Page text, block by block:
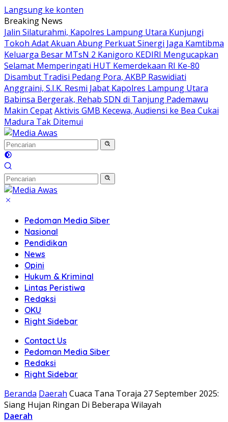
Langsung ke konten
Breaking News
Jalin Silaturahmi, Kapolres Lampung Utara Kunjungi
Tokoh Adat Akuan Abung Perkuat Sinergi Jaga Kamtibma
Keluarga Besar MTsN 2 Kanigoro KEDIRI Mengucapkan
Selamat Memperingati HUT Kemerdekaan RI Ke-80
Disambut Tradisi Pedang Pora, AKBP Raswidiati
Anggraini, S.I.K. Resmi Jabat Kapolres Lampung Utara
Babinsa Bergerak, Rehab SDN di Tanjung Pademawu
Makin CepatAktivis GMB Kecewa, Audiensi ke Bea Cukai
Madura Tak Ditemui
Pedoman Media Siber
Nasional
Pendidikan
News
Opini
Hukum & Kriminal
Lintas Peristiwa
Redaksi
OKU
Right Sidebar
Contact Us
Pedoman Media Siber
Redaksi
Right Sidebar
Beranda Daerah Cuaca Tana Toraja 27 September 2025:
Siang Hujan Ringan Di Beberapa Wilayah
Daerah